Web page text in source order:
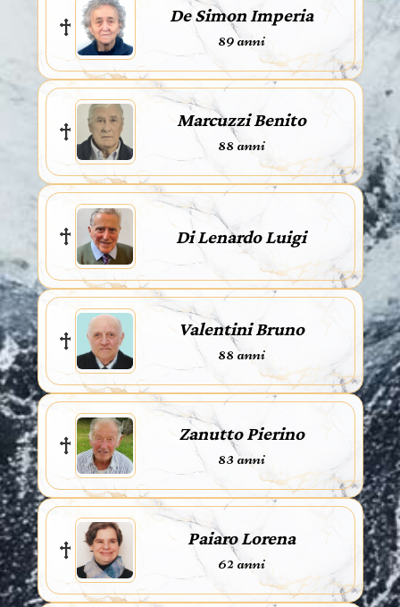
De Simon Imperia
89 anni
Marcuzzi Benito
88 anni
Di Lenardo Luigi
Valentini Bruno
88 anni
Zanutto Pierino
83 anni
Paiaro Lorena
62 anni